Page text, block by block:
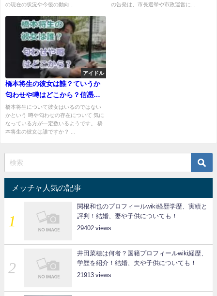
の現在の状況や今後の動向...
の告発は、市長選挙や市政運営に...
アイドル
橋本将生の彼女は誰？ていうか
匂わせや噂はどこから？信憑性
のほどは？
橋本将生について彼女はいるのではない
かという 噂や匂わせの存在について 気に
なっている方が一定数いるようです。 橋
本将生の彼女は誰ですか？ ...
メッチャ人気の記事
関根和也のプロフィールwiki経歴学歴、実績と
評判！結婚、妻や子供についても！
29402
井田菜穂は何者？国籍プロフィールwiki経歴、
学歴を紹介！結婚、夫や子供についても！
21913